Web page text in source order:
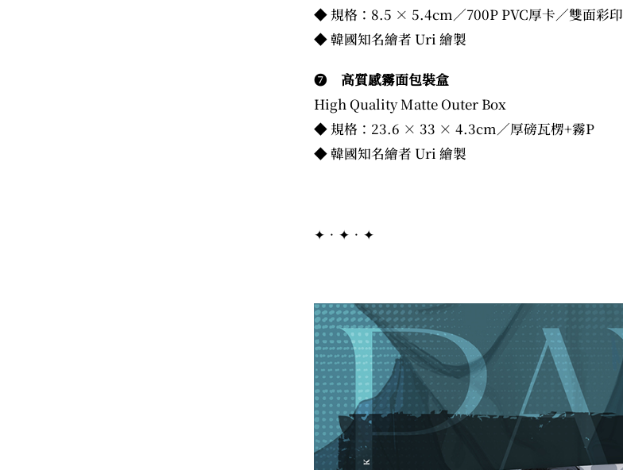
◆ 規格：8.5 × 5.4cm／700P PVC厚卡／雙面彩印
◆ 韓國知名繪者 Uri 繪製
❼高質感霧面包裝盒
High Quality Matte Outer Box
◆ 規格：23.6 × 33 × 4.3cm／厚磅瓦楞+霧P
◆ 韓國知名繪者 Uri 繪製
✦．✦．✦